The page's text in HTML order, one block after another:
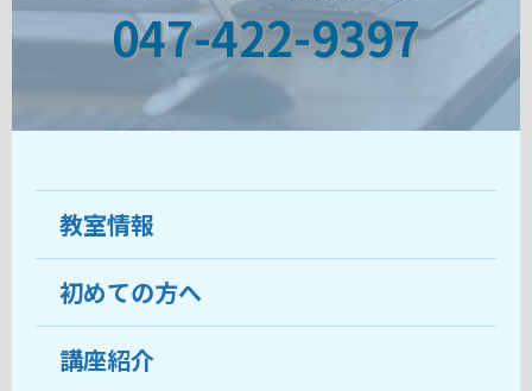
047-422-9397
教室情報
教室について
受講生の声
初めての方へ
ココがおすすめ
講座紹介